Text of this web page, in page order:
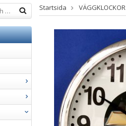
Startsida VÄGGKLOCKOR